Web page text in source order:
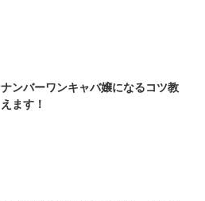
ナンバーワンキャバ嬢になるコツ教
えます！